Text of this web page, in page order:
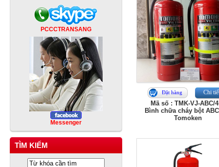
PCCCTRANSANG
Messenger
TÌM KIẾM
Đặt hàng Chi
Mã số : TMK-VJ-ABC/
Bình chữa cháy bột
Tomoken